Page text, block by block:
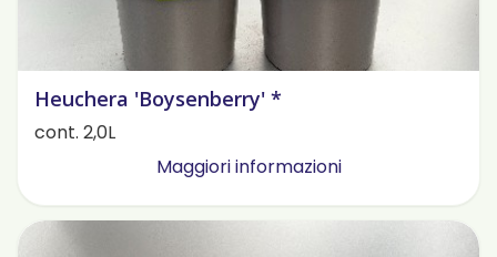
Heuchera 'Boysenberry' *
cont. 2,0L
Maggiori informazioni